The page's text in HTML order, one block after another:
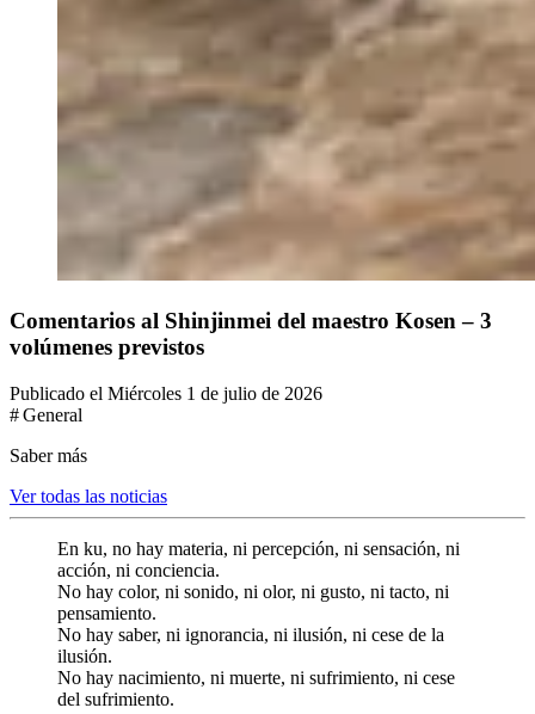
Comentarios al Shinjinmei del maestro Kosen – 3
volúmenes previstos
Publicado el Miércoles 1 de julio de 2026
# General
Saber más
Ver todas las noticias
En ku, no hay materia, ni percepción, ni sensación, ni
acción, ni conciencia.
No hay color, ni sonido, ni olor, ni gusto, ni tacto, ni
pensamiento.
No hay saber, ni ignorancia, ni ilusión, ni cese de la
ilusión.
No hay nacimiento, ni muerte, ni sufrimiento, ni cese
del sufrimiento.